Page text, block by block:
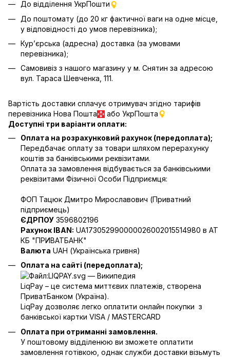
До відділення УкрПошти
До поштомату (до 20 кг фактичної ваги на одне місце,
у відповідності до умов перевізника);
Кур’єрська (адресна) доставка (за умовами
перевізника);
Самовивіз з нашого магазину у м. Снятин за адресою
вул. Тараса Шевченка, 111.
Вартість доставки сплачує отримувач згідно тарифів
перевізника Нова Пошта
або УкрПошта
Доступні три варіанти оплати:
Оплата на розрахунковий рахунок (передоплата);
Передбачає оплату за товари шляхом перерахунку
коштів за банківськими реквізитами.
Оплата за замовлення відбувається за банківськими
реквізитами Фізичної Особи Підприємця:
ФОП Тацюк Дмитро Мирославович (Приватний
пiдприємець)
ЄДРПОУ 3596802196
Рахунок IBAN: UA173052990000026002015514980 в АТ
КБ "ПРИВАТБАНК"
Валюта UAH (Українська гривня)
Оплата на сайті (передоплата);
LiqPay – це система миттєвих платежів, створена
ПриватБанком (Україна).
LiqPay дозволяє легко оплатити онлайн покупки з
банківської картки VISA / MASTERCARD
Оплата при отриманні замовлення.
У поштовому відділенюю ви зможете оплатити
замовлення готівкою, однак служби доставки візьмуть